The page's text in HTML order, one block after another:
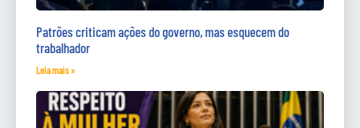
Patrões criticam ações do governo, mas esquecem do
trabalhador
Leia mais »